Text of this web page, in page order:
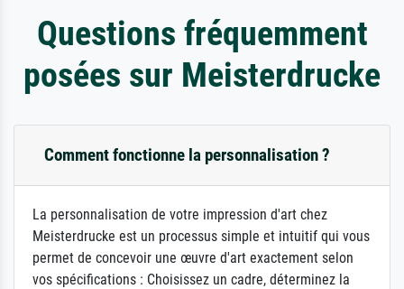
Questions fréquemment
posées sur Meisterdrucke
Comment fonctionne la personnalisation ?
La personnalisation de votre impression d'art chez
Meisterdrucke est un processus simple et intuitif qui vous
permet de concevoir une œuvre d'art exactement selon
vos spécifications : Choisissez un cadre, déterminez la